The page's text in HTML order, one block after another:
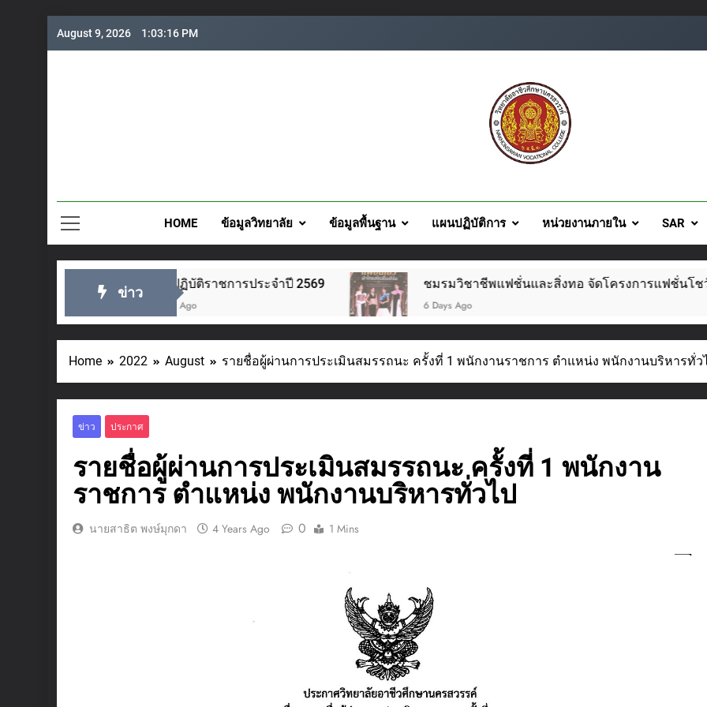
August 9, 2026 1:03:16 PM
HOME ข้อมูลวิทยาลัย ข้อมูลพื้นฐาน แผนปฏิบัติการ หน่วยงานภายใน SAR
ข่าว
แผนปฏิบัติราชการประจำปี 2569 ชมรมวิชาชีพแฟชั่นและสิ่งทอ จัดโครงการแฟชั่นโชว์ผ้าไทย สไต
6 Days Ago
Home 2022 August รายชื่อผู้ผ่านการประเมินสมรรถนะ ครั้งที่ 1 พนักงานราชการ ตำแหน่ง พนักงานบริหารทั่ว
ข่าว ประกาศ
รายชื่อผู้ผ่านการประเมินสมรรถนะ ครั้งที่ 1 พนักงาน
ราชการ ตำแหน่ง พนักงานบริหารทั่วไป
นายสาธิต พงษ์มุกดา 4 Years Ago 0 1 Mins